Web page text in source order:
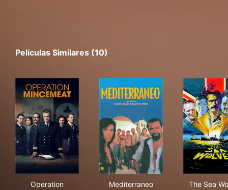
Películas Similares (10)
Operation
Mediterraneo The Sea